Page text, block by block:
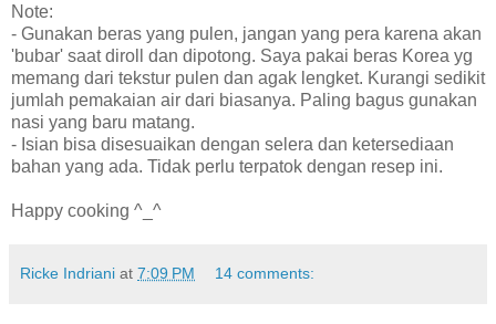
Note:
- Gunakan beras yang pulen, jangan yang pera karena akan
'bubar' saat diroll dan dipotong. Saya pakai beras Korea yg
memang dari tekstur pulen dan agak lengket. Kurangi sedikit
jumlah pemakaian air dari biasanya. Paling bagus gunakan
nasi yang baru matang.
- Isian bisa disesuaikan dengan selera dan ketersediaan
bahan yang ada. Tidak perlu terpatok dengan resep ini.
Happy cooking ^_^
Ricke Indriani at 7:09 PM 14 comments: